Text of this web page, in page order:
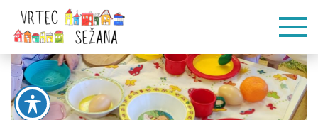
Skip
content
Sežana
Veliko pogumnih